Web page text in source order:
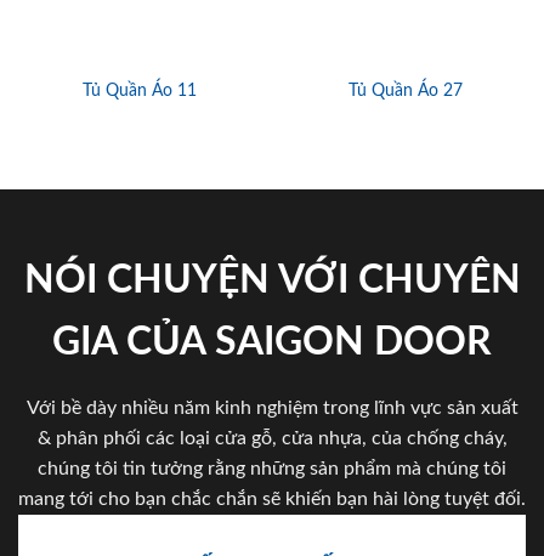
Tủ Quần Áo 11 Tủ Quần Áo 27
NÓI CHUYỆN VỚI CHUYÊN
GIA CỦA SAIGON DOOR
Với bề dày nhiều năm kinh nghiệm trong lĩnh vực sản xuất
& phân phối các loại cửa gỗ, cửa nhựa, của chống cháy,
chúng tôi tin tưởng rằng những sản phẩm mà chúng tôi
mang tới cho bạn chắc chắn sẽ khiến bạn hài lòng tuyệt đối.